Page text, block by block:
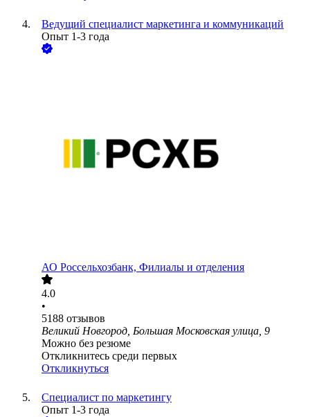
Ведущий специалист маркетинга и коммуникаций
Опыт 1-3 года
АО Россельхозбанк, Филиалы и отделения
4.0
•
5188 отзывов
Великий Новгород, Большая Московская улица, 9
Можно без резюме
Откликнитесь среди первых
Откликнуться
Специалист по маркетингу
Опыт 1-3 года